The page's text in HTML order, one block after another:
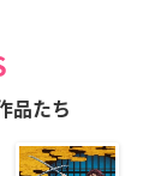
品たち